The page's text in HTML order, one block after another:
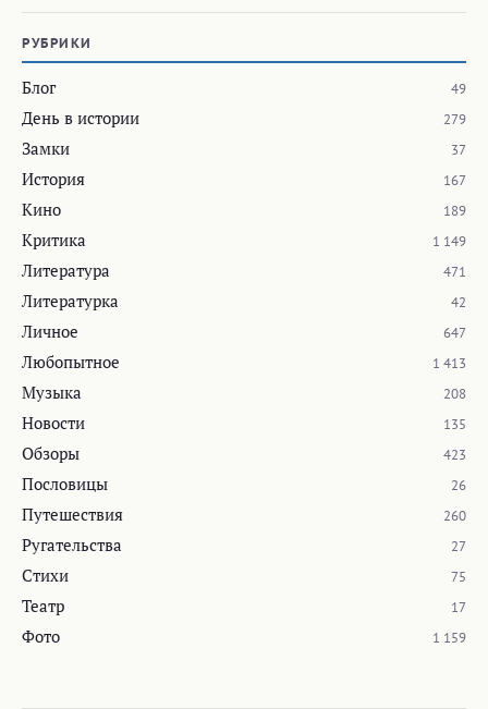
РУБРИКИ
Блог 49
День в истории 279
Замки 37
История 167
Кино 189
Критика 1 149
Литература 471
Литературка 42
Личное 647
Любопытное 1 413
Музыка 208
Новости 135
Обзоры 423
Пословицы 26
Путешествия 260
Ругательства 27
Стихи 75
Театр 17
Фото 1 159